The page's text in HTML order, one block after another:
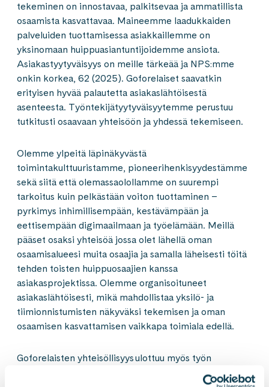
tekeminen on innostavaa, palkitsevaa ja ammatillista
osaamista kasvattavaa. Maineemme laadukkaiden
palveluiden tuottamisessa asiakkaillemme on
yksinomaan huippuasiantuntijoidemme ansiota.
Asiakastyytyväisyys on meille tärkeää ja NPS:mme
onkin korkea, 62 (2025). Goforelaiset saavatkin
erityisen hyvää palautetta asiakaslähtöisestä
asenteesta. Työntekijätyytyväisyytemme perustuu
tutkitusti osaavaan yhteisöön ja yhdessä tekemiseen.
Olemme ylpeitä läpinäkyvästä
toimintakulttuuristamme, pioneerihenkisyydestämme
sekä siitä että olemassaolollamme on suurempi
tarkoitus kuin pelkästään voiton tuottaminen –
pyrkimys inhimillisempään, kestävämpään ja
eettisempään digimaailmaan ja työelämään. Meillä
pääset osaksi yhteisöä jossa olet lähellä oman
osaamisalueesi muita osaajia ja samalla läheisesti töitä
tehden toisten huippuosaajien kanssa
asiakasprojektissa. Olemme organisoituneet
asiakaslähtöisesti, mikä mahdollistaa yksilö- ja
tiimionnistumisten näkyväksi tekemisen ja oman
osaamisen kasvattamisen vaikkapa toimiala edellä.
Goforelaisten yhteisöllisyys ulottuu myös työn